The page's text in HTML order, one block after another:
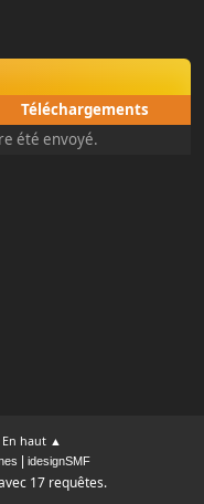
Téléchargements
été envoyé.
En haut ▲
idesignSMF
17 requêtes.